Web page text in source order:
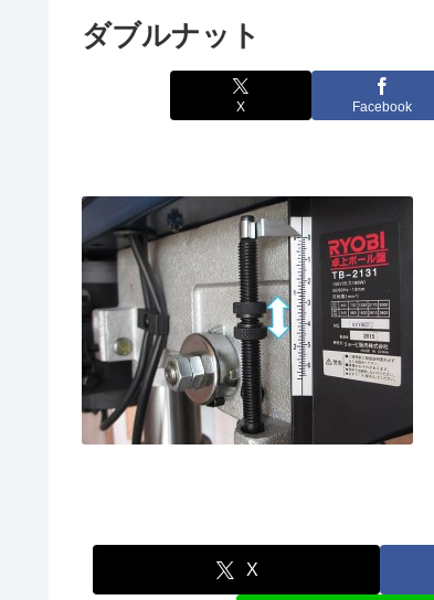
ダブルナット
X Facebook
X